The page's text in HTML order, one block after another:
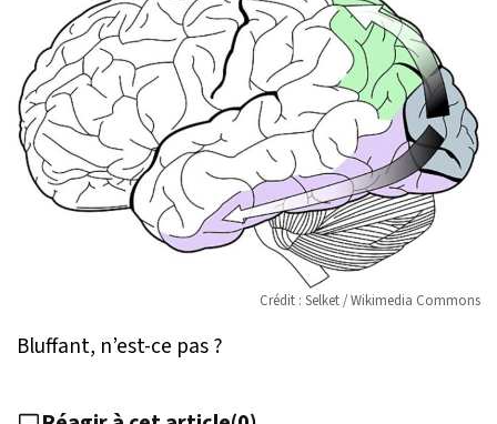
Crédit : Selket / Wikimedia Commons
Bluffant, n’est-ce pas ?